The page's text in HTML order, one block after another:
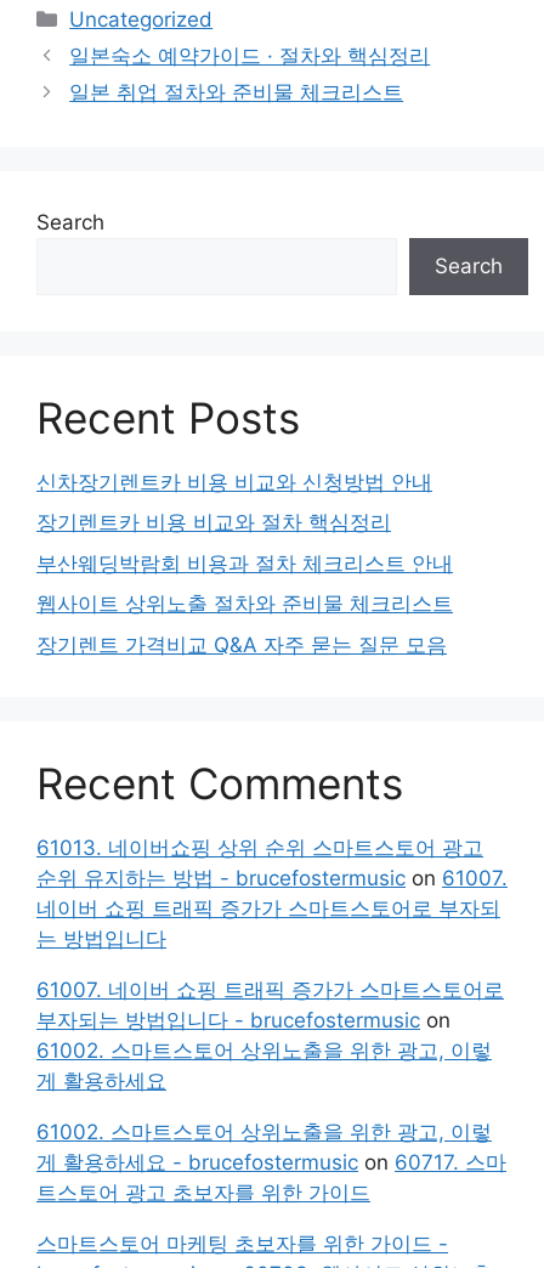
Categories
Uncategorized
일본숙소 예약가이드 · 절차와 핵심정리
일본 취업 절차와 준비물 체크리스트
Search
Search
Recent Posts
신차장기렌트카 비용 비교와 신청방법 안내
장기렌트카 비용 비교와 절차 핵심정리
부산웨딩박람회 비용과 절차 체크리스트 안내
웹사이트 상위노출 절차와 준비물 체크리스트
장기렌트 가격비교 Q&A 자주 묻는 질문 모음
Recent Comments
61013. 네이버쇼핑 상위 순위 스마트스토어 광고
순위 유지하는 방법 - brucefostermusic on 61007.
네이버 쇼핑 트래픽 증가가 스마트스토어로 부자되
는 방법입니다
61007. 네이버 쇼핑 트래픽 증가가 스마트스토어로
부자되는 방법입니다 - brucefostermusic on
61002. 스마트스토어 상위노출을 위한 광고, 이렇
게 활용하세요
61002. 스마트스토어 상위노출을 위한 광고, 이렇
게 활용하세요 - brucefostermusic on 60717. 스마
트스토어 광고 초보자를 위한 가이드
스마트스토어 마케팅 초보자를 위한 가이드 -